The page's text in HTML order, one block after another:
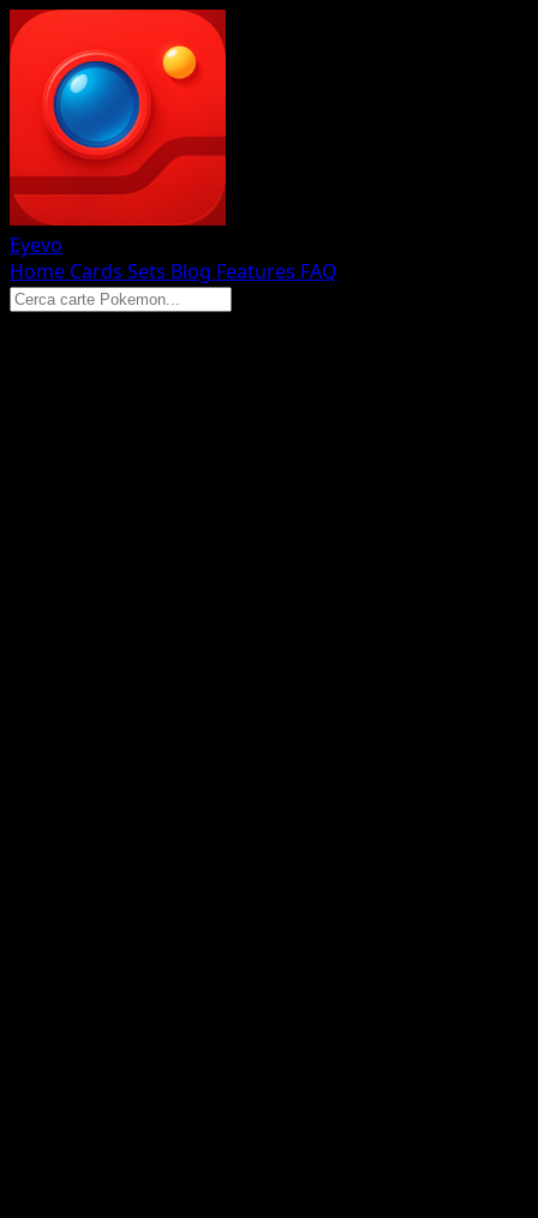
Eyevo
Home Cards Sets Blog Features FAQ